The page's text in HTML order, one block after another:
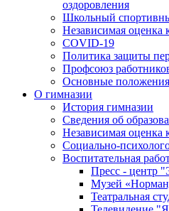
оздоровления
Школьный
Независимая оценка
COVID-19
Политика защиты
Профсоюз
Основные
О гимназии
История гимназии
Сведения об
Независимая оценка
Социально-
Воспитательная
Пресс - центр
Музей
Театральная